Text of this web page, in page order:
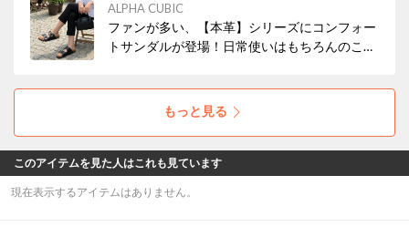
ン配布中！
ALPHA CUBIC
ファンが多い、【本革】シリーズにコンフォー
トサンダルが登場！日常使いはもちろんのこ
もっと見る
このアイテムを見た人はこれも見ています
現在表示するアイテムはありません。